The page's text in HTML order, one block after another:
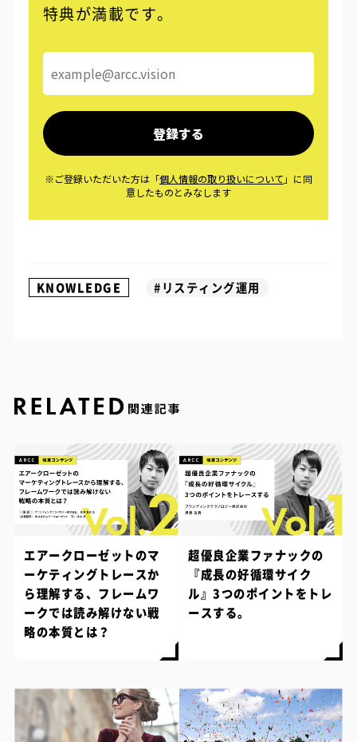
特典が満載です。
KNOWLEDGE #リスティング運用
エアークローゼットのマ
ーケティングトレースか
ら理解する、フレームワ
ークでは読み解けない戦
略の本質とは？
超優良企業ファナックの
『成長の好循環サイク
ル』3つのポイントをトレ
ースする。